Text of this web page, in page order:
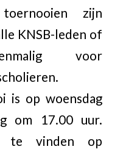
zijn
KNSB-leden of
voor
is op woensdag
om 17.00 uur.
te vinden op